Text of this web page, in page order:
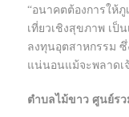
“อนาคตต้องการให้
เที่ยวเชิงสุขภาพ เป็
ลงทุนอุตสาหกรรม ซึ่
แน่นอนแม้จะพลาดเ
ตำบลไม้ขาว ศูนย์ร